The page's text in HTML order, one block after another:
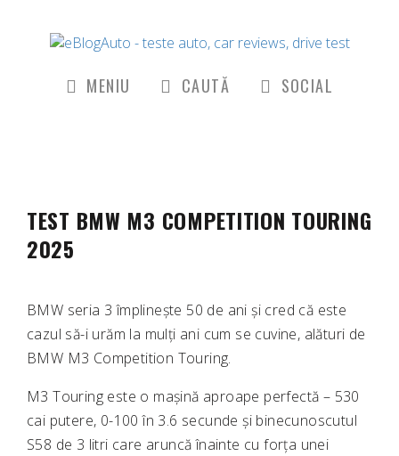
MENIU CAUTĂ SOCIAL
TEST BMW M3 COMPETITION TOURING
2025
BMW seria 3 împlinește 50 de ani și cred că este
cazul să-i urăm la mulți ani cum se cuvine, alături de
BMW M3 Competition Touring.
M3 Touring este o mașină aproape perfectă – 530
cai putere, 0-100 în 3.6 secunde și binecunoscutul
S58 de 3 litri care aruncă înainte cu forța unei